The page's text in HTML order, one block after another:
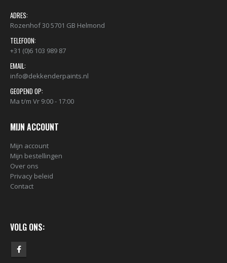
ADRES:
Rozenhof 30 5701 GB Helmond
TELEFOON:
+31 (0)6 103 989 87
EMAIL:
info@dekkenderpaints.nl
GEOPEND OP:
Ma t/m Vr 9:00 - 17:00
MIJN ACCOUNT
Mijn account
Mijn bestellingen
Over ons
Privacy beleid
Contact
VOLG ONS: